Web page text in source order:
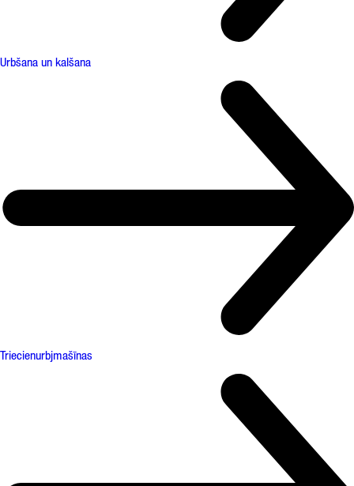
Urbšana un kalšana
Triecienurbjmašīnas